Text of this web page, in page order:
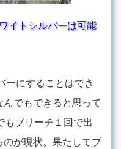
イトシルバーは可能
ーにすることはでき
でもできると思って
もブリーチ１回で出
が現状。果たしてブ